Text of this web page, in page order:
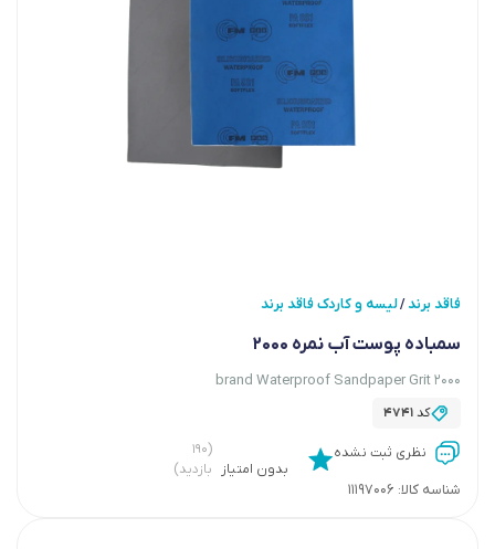
فاقد برند/لیسه و کاردک فاقد برند
سمباده پوست آب نمره 2000
brand Waterproof Sandpaper Grit 2000
کد4741
نظری ثبت نشده
بدون امتیاز
(۱۹۰
بازدید)
شناسه کالا: 11197006